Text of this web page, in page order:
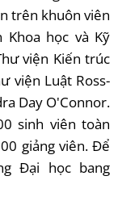
trên khuôn viên
Khoa học và Kỹ
viện Kiến trúc
viện Luật Ross-
Day O'Connor.
sinh viên toàn
giảng viên.Để
Đại họcbang